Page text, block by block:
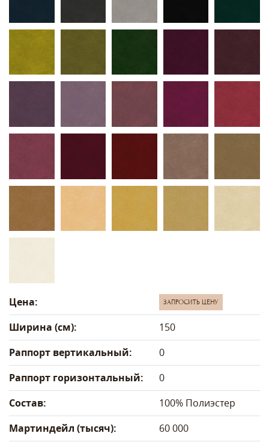
Цена: ЗАПРОСИТЬ ЦЕНУ
Ширина (см):
150
Раппорт вертикальный:
0
Раппорт горизонтальный:
0
Состав:
100% Полиэстер
Мартиндейл (тысяч):
60 000